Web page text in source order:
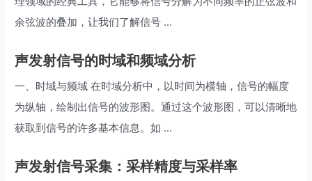
余弦波的叠加，让我们了解信号 ...
声发射信号的时域和频域分析
一、时域与频域 在时域分析中，以时间为横轴，信号的幅度
为纵轴，绘制出信号的波形图。通过这个波形图，可以清晰地
获取到信号的许多基本信息。如 ...
声发射信号采集：采样精度与采样率